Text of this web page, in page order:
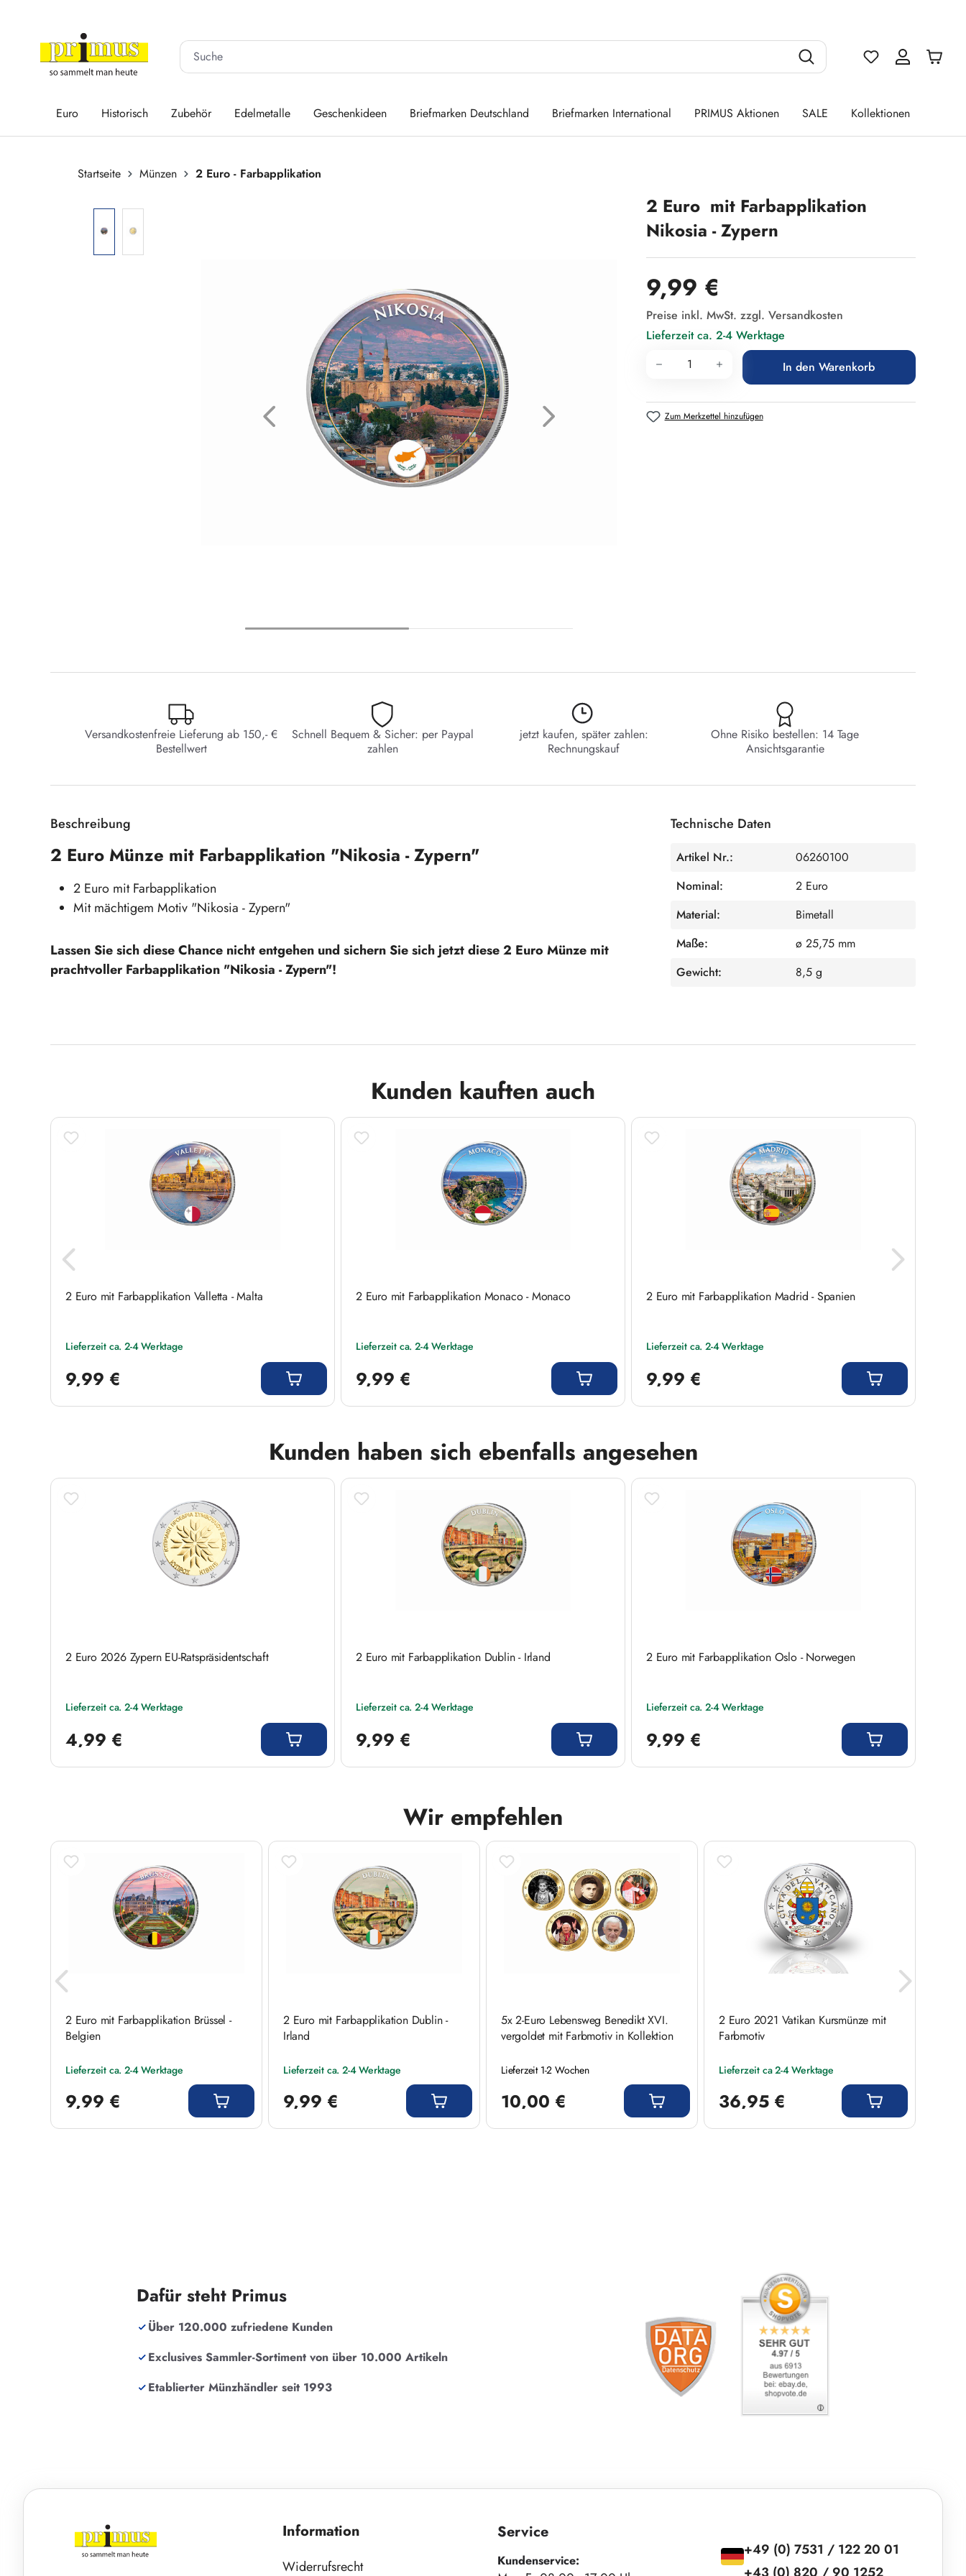
Du hast 0
Euro Historisch Zubehör Edelmetalle Geschenkideen Briefmarken Deutschland Briefmarken International PRIMUS Aktionen SALE Kollektionen
Startseite Münzen
2 Euro - Farbapplikation
2 Euro mit Farbapplikation
Nikosia - Zypern
Regulärer Preis:
9,99 €
Preise inkl. MwSt. zzgl. Versandkosten
Lieferzeit ca. 2-4 Werktage
Produkt Anzahl: Gib den gewünschten
In den Warenkorb
Zum Merkzettel hinzufügen
Versandkostenfreie Lieferung ab 150,- €
Bestellwert
Schnell Bequem & Sicher: per Paypal
zahlen
jetzt kaufen, später zahlen:
Rechnungskauf
Ohne Risiko bestellen: 14 Tage
Ansichtsgarantie
Beschreibung
2 Euro Münze mit Farbapplikation "Nikosia - Zypern"
2 Euro mit Farbapplikation
Mit mächtigem Motiv "Nikosia - Zypern"
Lassen Sie sich diese Chance nicht entgehen und sichern Sie sich jetzt diese 2 Euro Münze mit
prachtvoller Farbapplikation "Nikosia - Zypern"!
Technische Daten
Artikel Nr.:
06260100
Nominal:
2 Euro
Material:
Bimetall
Maße:
ø 25,75 mm
Gewicht:
8,5 g
Kunden kauften auch
2 Euro mit Farbapplikation Valletta - Malta
Lieferzeit ca. 2-4 Werktage
9,99 €
2 Euro mit Farbapplikation Monaco - Monaco
Lieferzeit ca. 2-4 Werktage
9,99 €
2 Euro mit Farbapplikation Madrid - Spanien
Lieferzeit ca. 2-4 Werktage
9,99 €
Kunden haben sich ebenfalls angesehen
2 Euro 2026 Zypern EU-Ratspräsidentschaft
Lieferzeit ca. 2-4 Werktage
4,99 €
2 Euro mit Farbapplikation Dublin - Irland
Lieferzeit ca. 2-4 Werktage
9,99 €
2 Euro mit Farbapplikation Oslo - Norwegen
Lieferzeit ca. 2-4 Werktage
9,99 €
Wir empfehlen
Produktgalerie überspringen
2 Euro mit Farbapplikation Brüssel -
Belgien
Lieferzeit ca. 2-4 Werktage
9,99 €
2 Euro mit Farbapplikation Dublin -
Irland
Lieferzeit ca. 2-4 Werktage
9,99 €
5x 2-Euro Lebensweg Benedikt XVI.
vergoldet mit Farbmotiv in Kollektion
Lieferzeit 1-2 Wochen
10,00 €
2 Euro 2021 Vatikan Kursmünze mit
Farbmotiv
Lieferzeit ca 2-4 Werktage
36,95 €
Dafür steht Primus
Über 120.000 zufriedene Kunden
Exclusives Sammler-Sortiment von über 10.000 Artikeln
Etablierter Münzhändler seit 1993
Information
Widerrufsrecht
Service
Kundenservice:
+49 (0) 7531 / 122 20 01